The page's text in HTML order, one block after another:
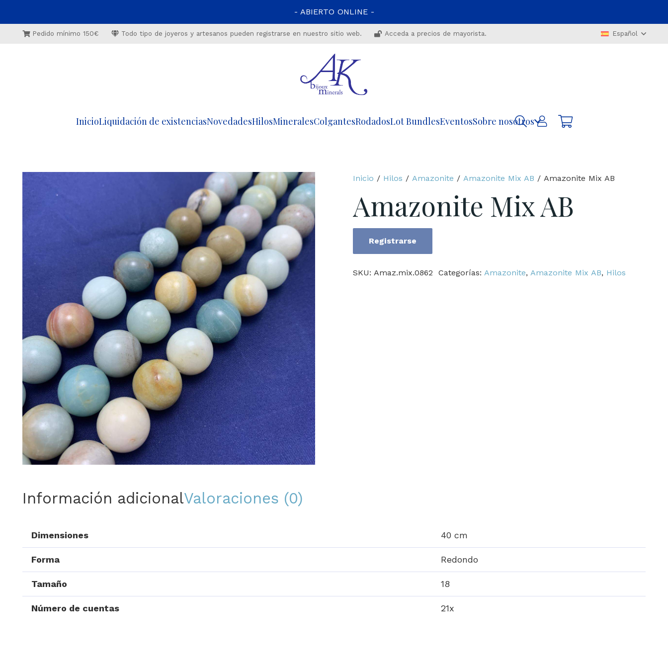
- ABIERTO ONLINE -
Pedido mínimo 150€ Todo tipo de joyeros y artesanos pueden registrarse en nuestro sitio web. Acceda a precios de mayorista. Español
InicioLiquidación de existenciasNovedadesHilosMineralesColgantesRodadosLot BundlesEventosSobre nosotros
Inicio / Hilos / Amazonite / Amazonite Mix AB / Amazonite Mix AB
Amazonite Mix AB
Amazonite
AB
Registrarse
SKU: Amaz.mix.0862 Categorías: Amazonite, Amazonite Mix AB, Hilos
Información adicionalValoraciones (0)
Dimensiones 40 cm
Forma Redondo
Tamaño 18
Número de cuentas 21x